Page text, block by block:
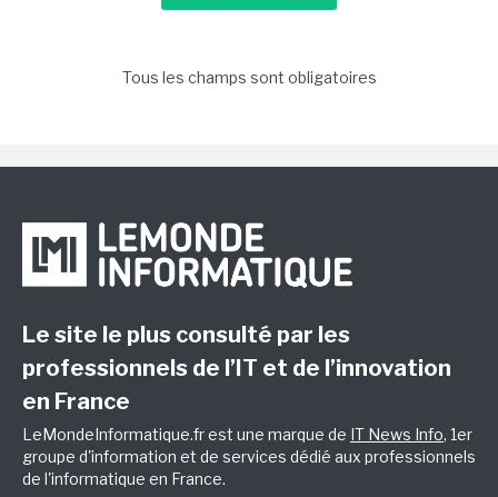
Tous les champs sont obligatoires
Le site le plus consulté par les
professionnels de l’IT et de l’innovation
en France
LeMondeInformatique.fr est une marque de IT News Info, 1er
groupe d'information et de services dédié aux professionnels
de l'informatique en France.